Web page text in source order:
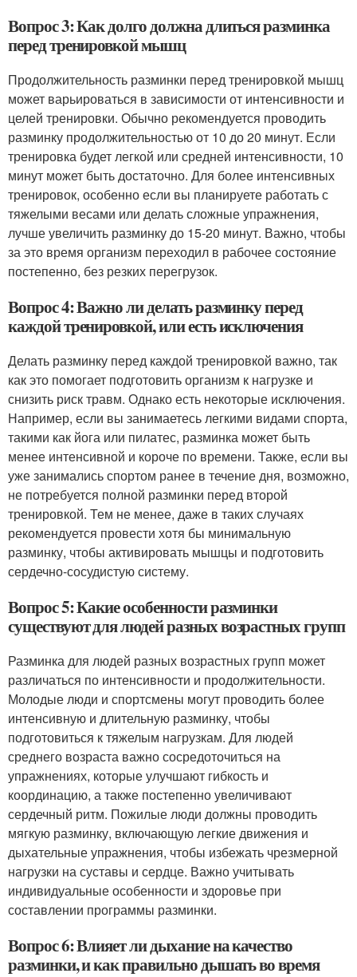
Вопрос 3: Как долго должна длиться разминка
перед тренировкой мышц
Продолжительность разминки перед тренировкой мышц
может варьироваться в зависимости от интенсивности и
целей тренировки. Обычно рекомендуется проводить
разминку продолжительностью от 10 до 20 минут. Если
тренировка будет легкой или средней интенсивности, 10
минут может быть достаточно. Для более интенсивных
тренировок, особенно если вы планируете работать с
тяжелыми весами или делать сложные упражнения,
лучше увеличить разминку до 15-20 минут. Важно, чтобы
за это время организм переходил в рабочее состояние
постепенно, без резких перегрузок.
Вопрос 4: Важно ли делать разминку перед
каждой тренировкой, или есть исключения
Делать разминку перед каждой тренировкой важно, так
как это помогает подготовить организм к нагрузке и
снизить риск травм. Однако есть некоторые исключения.
Например, если вы занимаетесь легкими видами спорта,
такими как йога или пилатес, разминка может быть
менее интенсивной и короче по времени. Также, если вы
уже занимались спортом ранее в течение дня, возможно,
не потребуется полной разминки перед второй
тренировкой. Тем не менее, даже в таких случаях
рекомендуется провести хотя бы минимальную
разминку, чтобы активировать мышцы и подготовить
сердечно-сосудистую систему.
Вопрос 5: Какие особенности разминки
существуют для людей разных возрастных групп
Разминка для людей разных возрастных групп может
различаться по интенсивности и продолжительности.
Молодые люди и спортсмены могут проводить более
интенсивную и длительную разминку, чтобы
подготовиться к тяжелым нагрузкам. Для людей
среднего возраста важно сосредоточиться на
упражнениях, которые улучшают гибкость и
координацию, а также постепенно увеличивают
сердечный ритм. Пожилые люди должны проводить
мягкую разминку, включающую легкие движения и
дыхательные упражнения, чтобы избежать чрезмерной
нагрузки на суставы и сердце. Важно учитывать
индивидуальные особенности и здоровье при
составлении программы разминки.
Вопрос 6: Влияет ли дыхание на качество
разминки, и как правильно дышать во время